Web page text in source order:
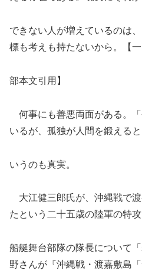
できない人が増えているのは
標も考えも持たないから。【一
部本文引用】
何事にも善悪両面がある。
いるが、孤独が人間を鍛えると
いうのも真実。
大江健三郎氏が、沖縄戦で
たという二十五歳の陸軍の特攻
船艇舞台部隊の隊長について
野さんが『沖縄戦・渡嘉敷島